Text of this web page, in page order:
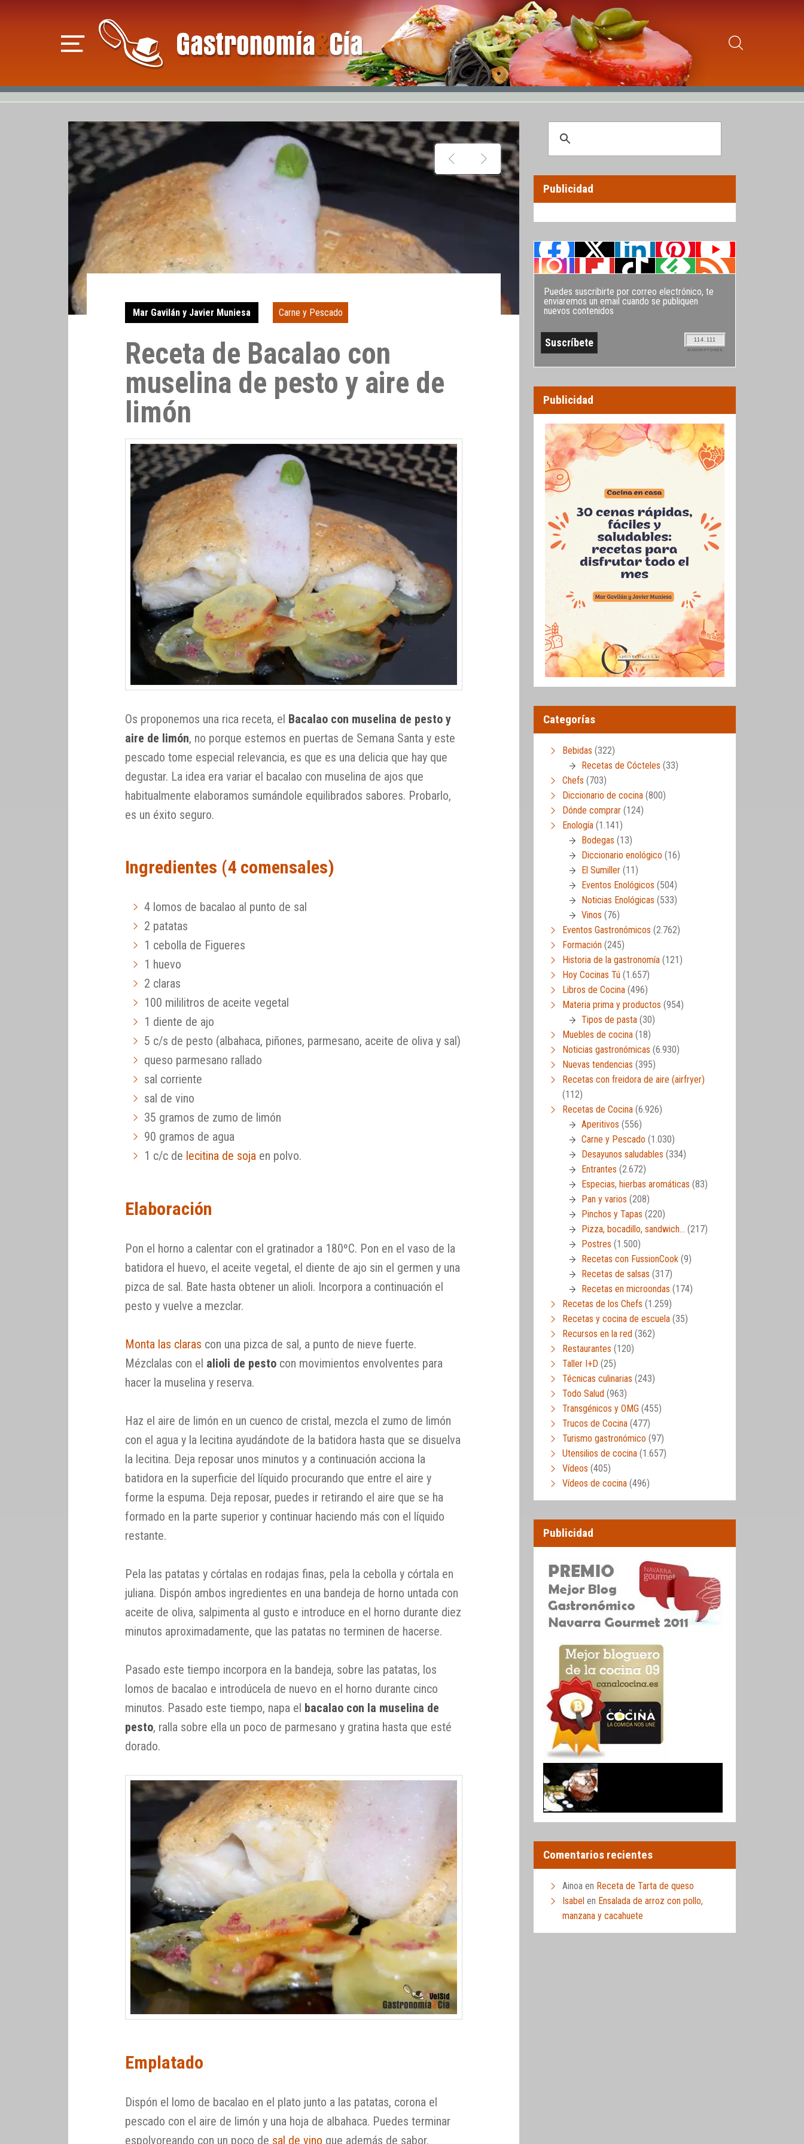
Mar Gavilán y Javier Muniesa Carne y Pescado
Receta de Bacalao con
muselina de pesto y aire de
limón
Os proponemos una rica receta, el Bacalao con muselina de pesto y
aire de limón, no porque estemos en puertas de Semana Santa y este
pescado tome especial relevancia, es que es una delicia que hay que
degustar. La idea era variar el bacalao con muselina de ajos que
habitualmente elaboramos sumándole equilibrados sabores. Probarlo,
es un éxito seguro.
Ingredientes (4 comensales)
4 lomos de bacalao al punto de sal
2 patatas
1 cebolla de Figueres
1 huevo
2 claras
100 mililitros de aceite vegetal
1 diente de ajo
5 c/s de pesto (albahaca, piñones, parmesano, aceite de oliva y sal)
queso parmesano rallado
sal corriente
sal de vino
35 gramos de zumo de limón
90 gramos de agua
1 c/c de lecitina de soja en polvo.
Elaboración
Pon el horno a calentar con el gratinador a 180ºC. Pon en el vaso de la
batidora el huevo, el aceite vegetal, el diente de ajo sin el germen y una
pizca de sal. Bate hasta obtener un alioli. Incorpora a continuación el
pesto y vuelve a mezclar.
Monta las claras con una pizca de sal, a punto de nieve fuerte.
Mézclalas con el alioli de pesto con movimientos envolventes para
hacer la muselina y reserva.
Haz el aire de limón en un cuenco de cristal, mezcla el zumo de limón
con el agua y la lecitina ayudándote de la batidora hasta que se disuelva
la lecitina. Deja reposar unos minutos y a continuación acciona la
batidora en la superficie del líquido procurando que entre el aire y
forme la espuma. Deja reposar, puedes ir retirando el aire que se ha
formado en la parte superior y continuar haciendo más con el líquido
restante.
Pela las patatas y córtalas en rodajas finas, pela la cebolla y córtala en
juliana. Dispón ambos ingredientes en una bandeja de horno untada con
aceite de oliva, salpimenta al gusto e introduce en el horno durante diez
minutos aproximadamente, que las patatas no terminen de hacerse.
Pasado este tiempo incorpora en la bandeja, sobre las patatas, los
lomos de bacalao e introdúcela de nuevo en el horno durante cinco
minutos. Pasado este tiempo, napa el bacalao con la muselina de
pesto, ralla sobre ella un poco de parmesano y gratina hasta que esté
dorado.
Emplatado
Dispón el lomo de bacalao en el plato junto a las patatas, corona el
pescado con el aire de limón y una hoja de albahaca. Puedes terminar
espolvoreando con un poco de sal de vino que además de sabor,
Publicidad
Puedes suscribirte por correo electrónico, te
enviaremos un email cuando se publiquen
nuevos contenidos
114.111
SUSCRIPTORES
Publicidad
Categorías
Bebidas (322)
Recetas de Cócteles (33)
Chefs (703)
Diccionario de cocina (800)
Dónde comprar (124)
Enología (1.141)
Bodegas (13)
Diccionario enológico (16)
El Sumiller (11)
Eventos Enológicos (504)
Noticias Enológicas (533)
Vinos (76)
Eventos Gastronómicos (2.762)
Formación (245)
Historia de la gastronomía (121)
Hoy Cocinas Tú (1.657)
Libros de Cocina (496)
Materia prima y productos (954)
Tipos de pasta (30)
Muebles de cocina (18)
Noticias gastronómicas (6.930)
Nuevas tendencias (395)
Recetas con freidora de aire (airfryer)
(112)
Recetas de Cocina (6.926)
Aperitivos (556)
Carne y Pescado (1.030)
Desayunos saludables (334)
Entrantes (2.672)
Especias, hierbas aromáticas (83)
Pan y varios (208)
Pinchos y Tapas (220)
Pizza, bocadillo, sandwich… (217)
Postres (1.500)
Recetas con FussionCook (9)
Recetas de salsas (317)
Recetas en microondas (174)
Recetas de los Chefs (1.259)
Recetas y cocina de escuela (35)
Recursos en la red (362)
Restaurantes (120)
Taller I+D (25)
Técnicas culinarias (243)
Todo Salud (963)
Transgénicos y OMG (455)
Trucos de Cocina (477)
Turismo gastronómico (97)
Utensilios de cocina (1.657)
Vídeos (405)
Vídeos de cocina (496)
Publicidad
Comentarios recientes
Ainoa en Receta de Tarta de queso
Isabel en Ensalada de arroz con pollo,
manzana y cacahuete